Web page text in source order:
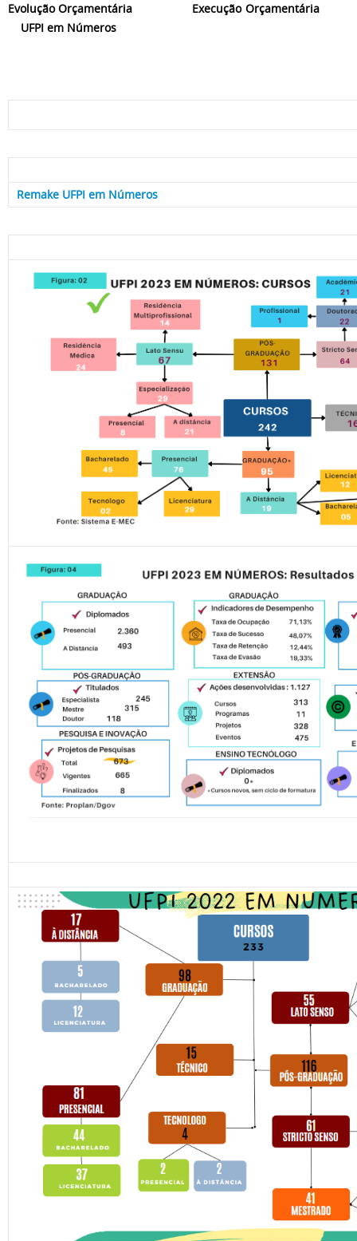
Evolução Orçamentária Execução Orçamentária
UFPI em Números
Remake UFPI em Números